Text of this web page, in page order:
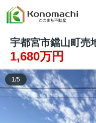
宇都宮市鐺山町売
1,680万円
1/5